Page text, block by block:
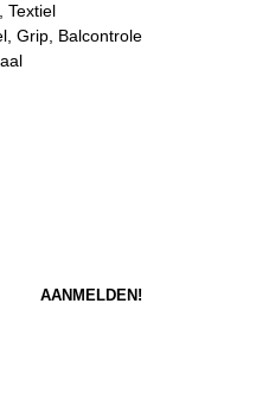
Textiel
Grip, Balcontrole